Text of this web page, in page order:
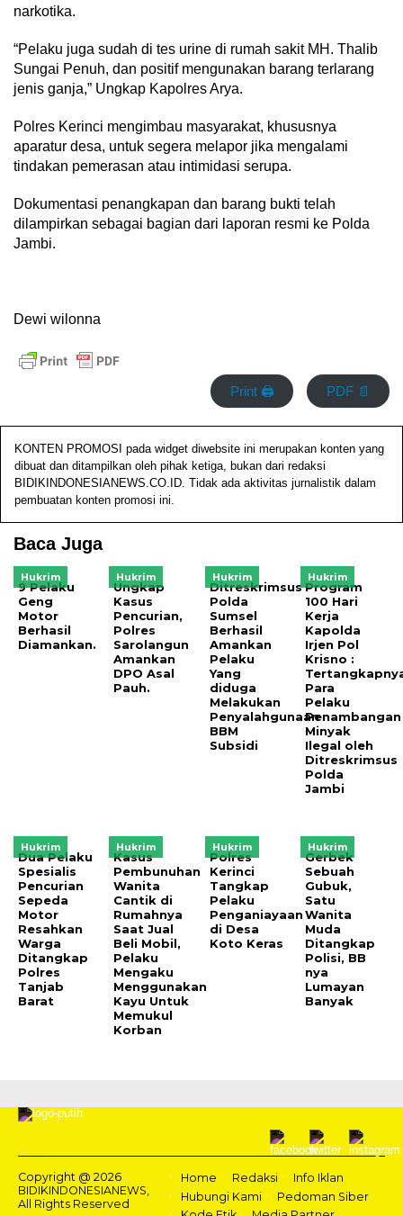
narkotika.
“Pelaku juga sudah di tes urine di rumah sakit MH. Thalib
Sungai Penuh, dan positif mengunakan barang terlarang
jenis ganja,” Ungkap Kapolres Arya.
Polres Kerinci mengimbau masyarakat, khususnya
aparatur desa, untuk segera melapor jika mengalami
tindakan pemerasan atau intimidasi serupa.
Dokumentasi penangkapan dan barang bukti telah
dilampirkan sebagai bagian dari laporan resmi ke Polda
Jambi.
Dewi wilonna
Print 🖨 PDF 📄
KONTEN PROMOSI pada widget diwebsite ini merupakan konten yang
dibuat dan ditampilkan oleh pihak ketiga, bukan dari redaksi
BIDIKINDONESIANEWS.CO.ID. Tidak ada aktivitas jurnalistik dalam
pembuatan konten promosi ini.
Baca Juga
Hukrim
9 Pelaku
Geng
Motor
Berhasil
Diamankan.
Hukrim
Ungkap
Kasus
Pencurian,
Polres
Sarolangun
Amankan
DPO Asal
Pauh.
Hukrim
Ditreskrimsus
Polda
Sumsel
Berhasil
Amankan
Pelaku
Yang
diduga
Melakukan
Penyalahgunaan
BBM
Subsidi
Hukrim
Program
100 Hari
Kerja
Kapolda
Irjen Pol
Krisno :
Para
Pelaku
Penambangan
Minyak
Ilegal oleh
Ditreskrimsus
Polda
Jambi
Hukrim
Dua Pelaku
Spesialis
Pencurian
Sepeda
Motor
Resahkan
Warga
Ditangkap
Polres
Tanjab
Barat
Hukrim
Kasus
Pembunuhan
Wanita
Cantik di
Rumahnya
Saat Jual
Beli Mobil,
Pelaku
Mengaku
Menggunakan
Kayu Untuk
Memukul
Korban
Hukrim
Polres
Kerinci
Tangkap
Pelaku
Penganiayaan
di Desa
Koto Keras
Hukrim
Gerbek
Sebuah
Gubuk,
Satu
Wanita
Muda
Ditangkap
Polisi, BB
nya
Lumayan
Banyak
Copyright @ 2026
BIDIKINDONESIANEWS,
All Rights Reserved
Home Redaksi
Info Iklan
Hubungi Kami
Pedoman Siber